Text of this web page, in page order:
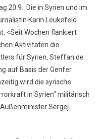
20.9.. Die in Syrien und im
Karin Leukefeld
<Seit Wochen flankiert
Aktivitäten die
für Syrien, Steffan de
auf Basis der Genfer
wird die syrische
in Syrien“ militärisch
Sergej